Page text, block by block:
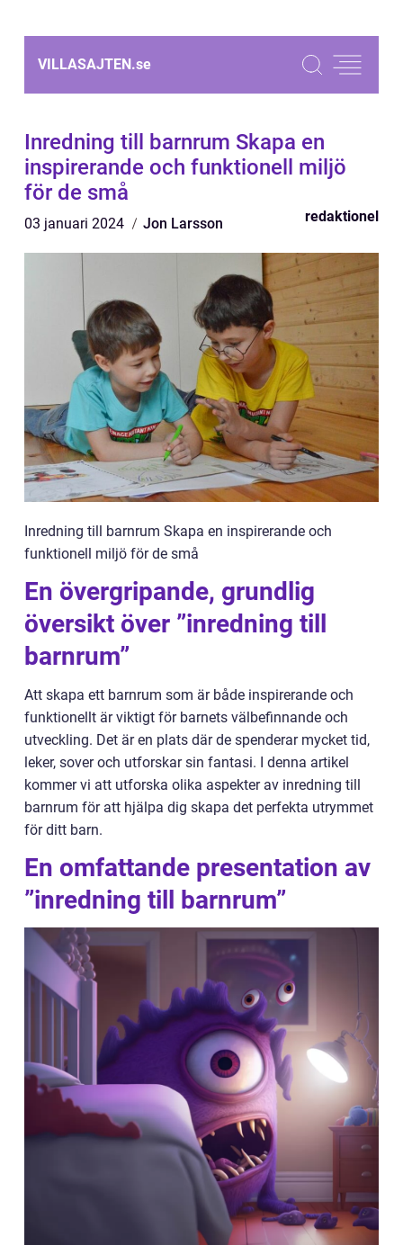
VILLASAJTEN.se
Inredning till barnrum Skapa en
inspirerande och funktionell miljö
för de små
03 januari 2024 Jon Larsson redaktionel
Inredning till barnrum Skapa en inspirerande och
funktionell miljö för de små
En övergripande, grundlig
översikt över ”inredning till
barnrum”
Att skapa ett barnrum som är både inspirerande och
funktionellt är viktigt för barnets välbefinnande och
utveckling. Det är en plats där de spenderar mycket tid,
leker, sover och utforskar sin fantasi. I denna artikel
kommer vi att utforska olika aspekter av inredning till
barnrum för att hjälpa dig skapa det perfekta utrymmet
för ditt barn.
En omfattande presentation av
”inredning till barnrum”